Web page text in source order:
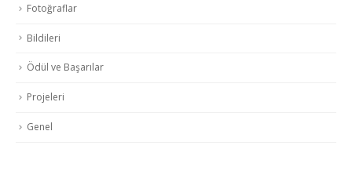
Fotoğraflar
Bildileri
Ödül ve Başarılar
Projeleri
Genel